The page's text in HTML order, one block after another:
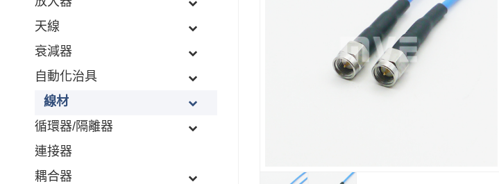
天線
衰減器
自動化治具
線材
循環器/隔離器
連接器
耦合器